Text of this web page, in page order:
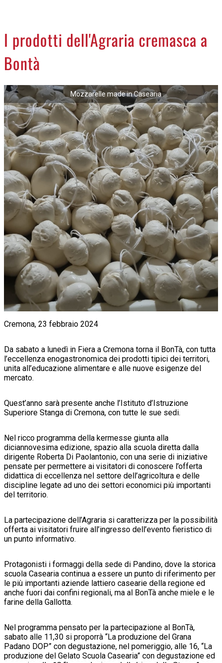
LA PIAZZA
ACCEDI
I prodotti dell'Agraria cremasca a
Bontà
Mozzarelle made in Casearia
Cremona, 23 febbraio 2024
Da sabato a lunedì in Fiera a Cremona torna il BonTà, con tutta
l’eccellenza enogastronomica dei prodotti tipici dei territori,
unita all’educazione alimentare e alle nuove esigenze del
mercato.
Quest’anno sarà presente anche l’Istituto d’Istruzione
Superiore Stanga di Cremona, con tutte le sue sedi.
Nel ricco programma della kermesse giunta alla
diciannovesima edizione, spazio alla scuola diretta dalla
dirigente Roberta Di Paolantonio, con una serie di iniziative
pensate per permettere ai visitatori di conoscere l’offerta
didattica di eccellenza nel settore dell’agricoltura e delle
discipline legate ad uno dei settori economici più importanti
del territorio.
La partecipazione dell’Agraria si caratterizza per la possibilità
offerta ai visitatori fruire all’ingresso dell’evento fieristico di
un punto informativo.
Protagonisti i formaggi della sede di Pandino, dove la storica
scuola Casearia continua a essere un punto di riferimento per
le più importanti aziende lattiero casearie della regione ed
anche fuori dai confini regionali, ma al BonTà anche miele e le
farine della Gallotta.
Nel programma pensato per la partecipazione al BonTà,
sabato alle 11,30 si proporrà “La produzione del Grana
Padano DOP” con degustazione, nel pomeriggio, alle 16, “La
produzione del Gelato Scuola Casearia” con degustazione ed